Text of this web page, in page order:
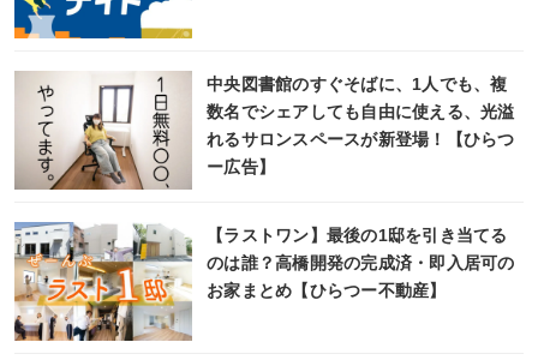
中央図書館のすぐそばに、1人でも、複
数名でシェアしても自由に使える、光溢
れるサロンスペースが新登場！【ひらつ
ー広告】
【ラストワン】最後の1邸を引き当てる
のは誰？高橋開発の完成済・即入居可の
お家まとめ【ひらつー不動産】